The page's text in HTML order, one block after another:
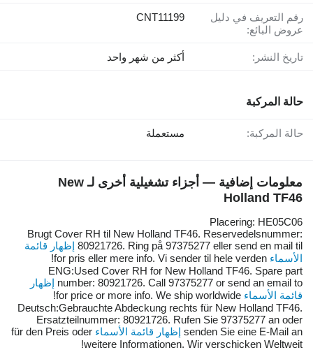
رقم التعريف في دليل
عروض البائع:
CNT11199
تاريخ النشر: أكثر من شهر واحد
حالة المركبة
حالة المركبة: مستعملة
معلومات إضافية — أجزاء تشغيلية أخرى لـ New
Holland TF46
Placering: HE05C06
Brugt Cover RH til New Holland TF46. Reservedelsnummer:
80921726. Ring på 97375277 eller send en mail til إظهار قائمة
الأسماء
ENG:Used Cover RH for New Holland TF46. Spare part
number: 80921726. Call 97375277 or send an email to إظهار
قائمة الأسماء
Deutsch:Gebrauchte Abdeckung rechts für New Holland TF46.
Ersatzteilnummer: 80921726. Rufen Sie 97375277 an oder
senden Sie eine E-Mail an إظهار قائمة الأسماء für den Preis oder
weitere Informationen. Wir verschicken Weltweit!